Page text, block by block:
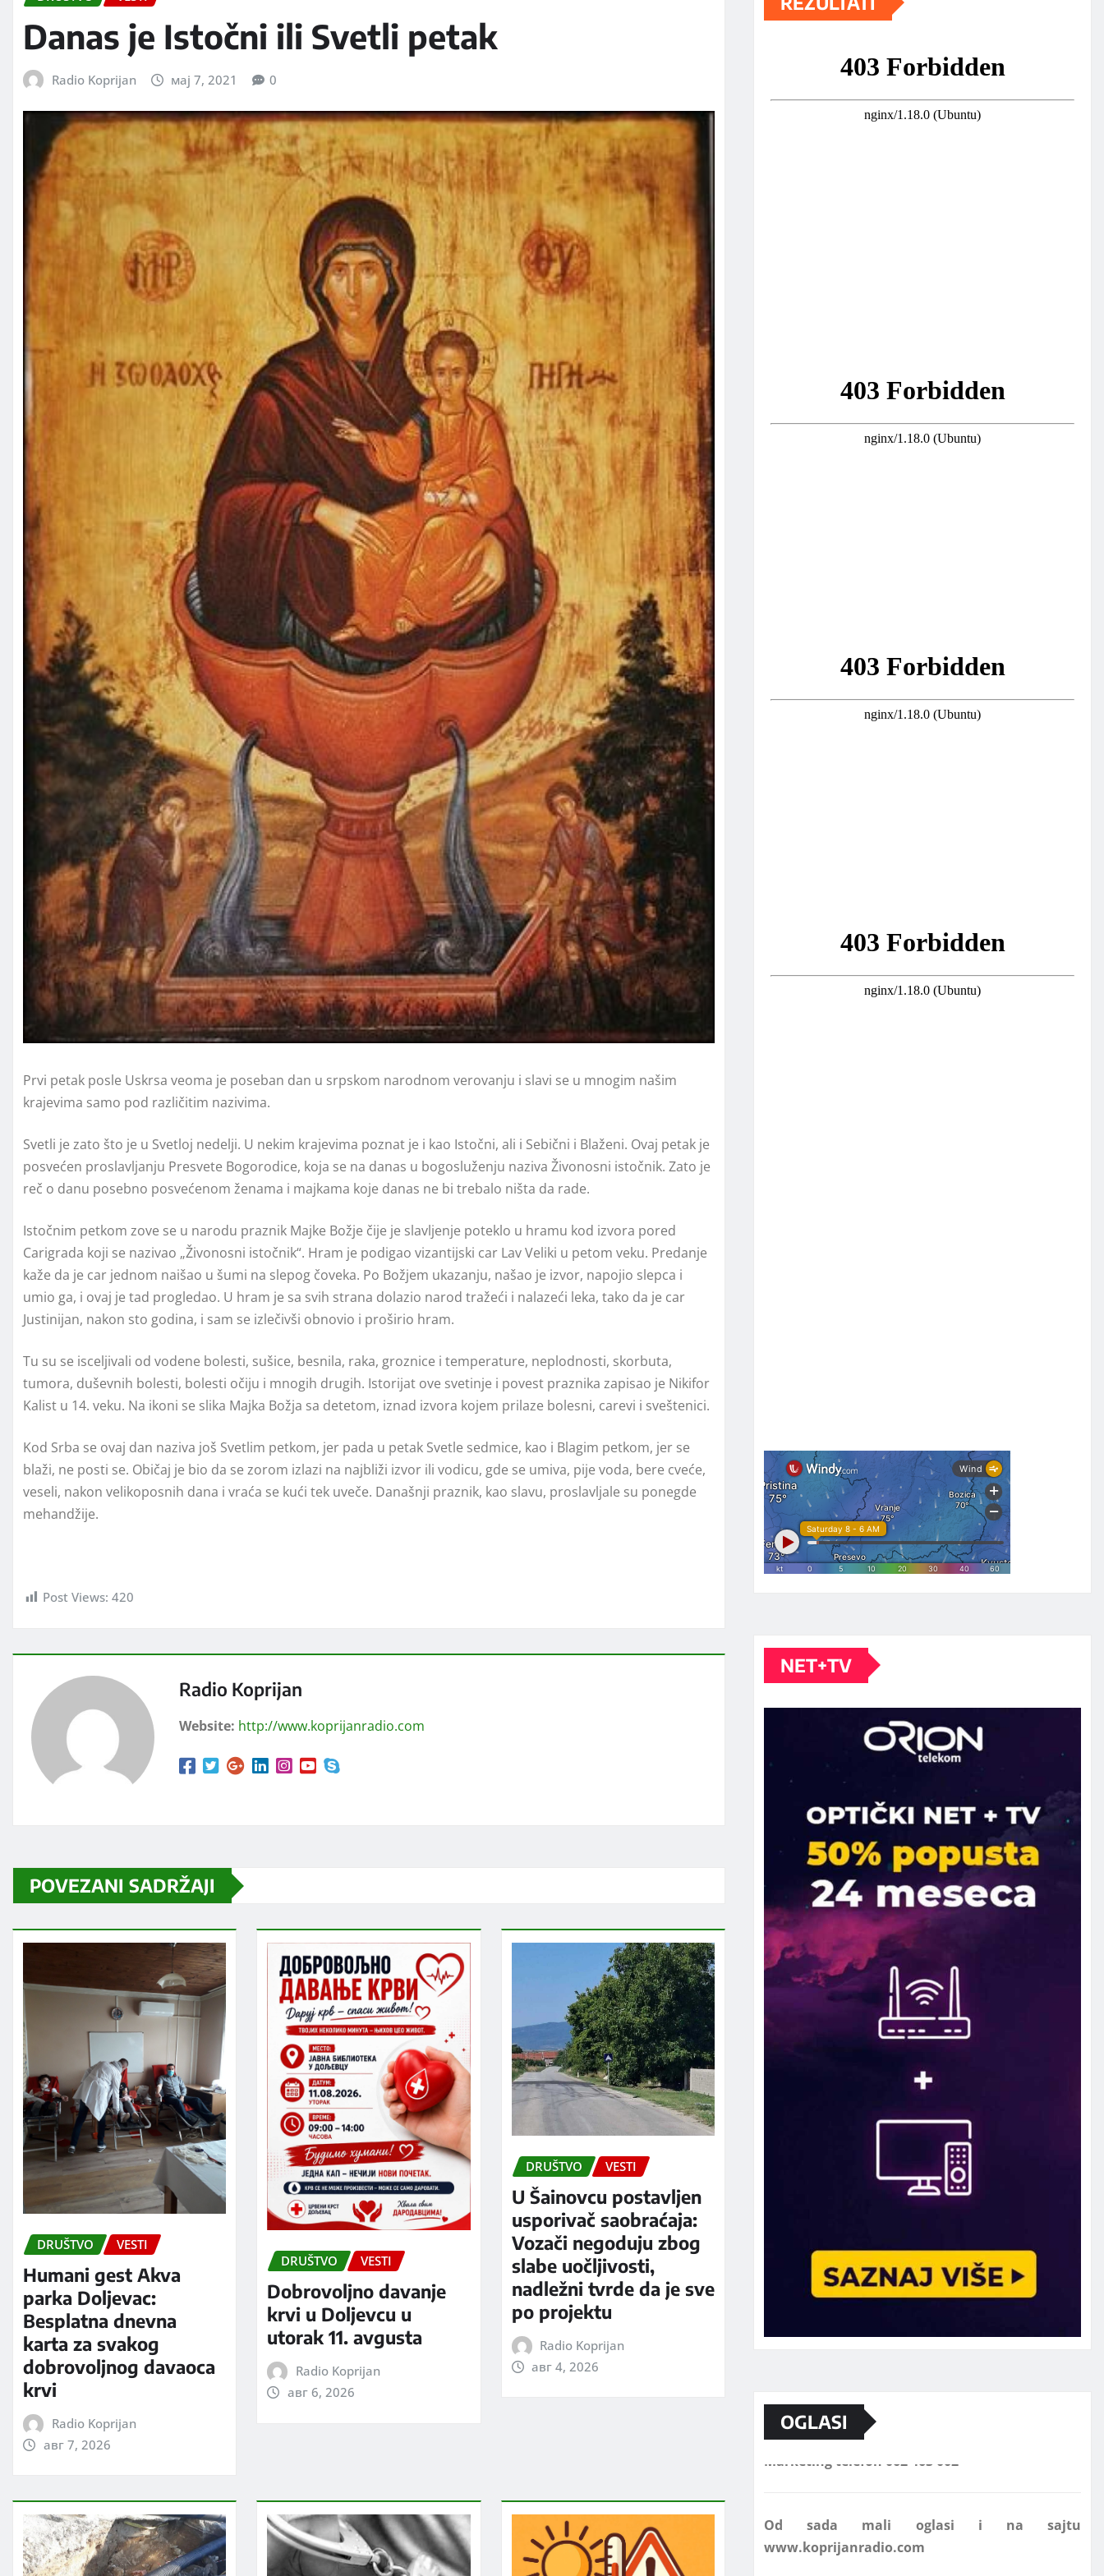
Danas je Istočni ili Svetli petak
Radio Koprijan мај 7, 2021 0
Prvi petak posle Uskrsa veoma je poseban dan u srpskom narodnom verovanju i slavi se u mnogim našim
krajevima samo pod različitim nazivima.
Svetli je zato što je u Svetloj nedelji. U nekim krajevima poznat je i kao Istočni, ali i Sebični i Blaženi. Ovaj petak je
posvećen proslavljanju Presvete Bogorodice, koja se na danas u bogosluženju naziva Živonosni istočnik. Zato je
reč o danu posebno posvećenom ženama i majkama koje danas ne bi trebalo ništa da rade.
Istočnim petkom zove se u narodu praznik Majke Božje čije je slavlјenje poteklo u hramu kod izvora pored
Carigrada koji se nazivao „Živonosni istočnik“. Hram je podigao vizantijski car Lav Veliki u petom veku. Predanje
kaže da je car jednom naišao u šumi na slepog čoveka. Po Božjem ukazanju, našao je izvor, napojio slepca i
umio ga, i ovaj je tad progledao. U hram je sa svih strana dolazio narod tražeći i nalazeći leka, tako da je car
Justinijan, nakon sto godina, i sam se izlečivši obnovio i proširio hram.
Tu su se iscelјivali od vodene bolesti, sušice, besnila, raka, groznice i temperature, neplodnosti, skorbuta,
tumora, duševnih bolesti, bolesti očiju i mnogih drugih. Istorijat ove svetinje i povest praznika zapisao je Nikifor
Kalist u 14. veku. Na ikoni se slika Majka Božja sa detetom, iznad izvora kojem prilaze bolesni, carevi i sveštenici.
Kod Srba se ovaj dan naziva još Svetlim petkom, jer pada u petak Svetle sedmice, kao i Blagim petkom, jer se
blaži, ne posti se. Običaj je bio da se zorom izlazi na najbliži izvor ili vodicu, gde se umiva, pije voda, bere cveće,
veseli, nakon velikoposnih dana i vraća se kući tek uveče. Današnji praznik, kao slavu, proslavlјale su ponegde
mehandžije.
Post Views: 420
Radio Koprijan
Website: http://www.koprijanradio.com
POVEZANI SADRŽAJI
DRUŠTVO VESTI
Humani gest Akva
parka Doljevac:
Besplatna dnevna
karta za svakog
dobrovoljnog davaoca
krvi
Radio Koprijan
авг 7, 2026
DRUŠTVO VESTI
Dobrovoljno davanje
krvi u Doljevcu u
utorak 11. avgusta
Radio Koprijan
авг 6, 2026
DRUŠTVO VESTI
U Šainovcu postavljen
usporivač saobraćaja:
Vozači negoduju zbog
slabe uočljivosti,
nadležni tvrde da je sve
po projektu
Radio Koprijan
авг 4, 2026
NET+TV
OGLASI
Marketing telefon 062 463 002